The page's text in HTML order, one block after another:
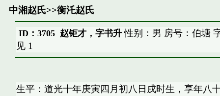
中湘赵氏>>衡汑赵氏
ID：3705 赵钜才，字书升性别：男 房号：伯塘
见 1
生平：道光十年庚寅四月初八日戌时生，享年八